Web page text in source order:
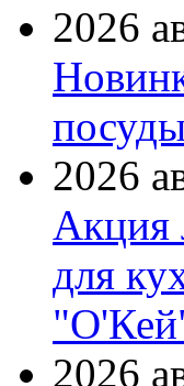
2026
2026
Акция
для
2026